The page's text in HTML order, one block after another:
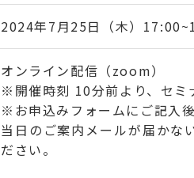
2024年7月25日（木）
オンライン配信（zoom）
※開催時刻 10分前より、セミ
※お申込みフォームにご記入
当日のご案内メールが届か
ださい。